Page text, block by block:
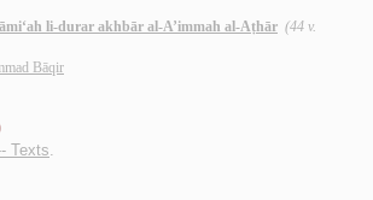
li-durar akhbār al-A’immah al-Aṭhār (44 v.
Bāqir
Texts.